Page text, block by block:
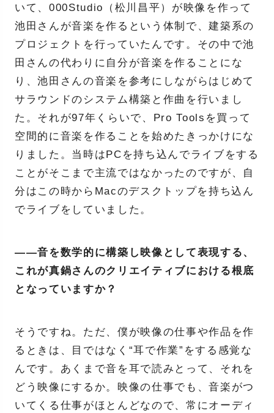
いて、000Studio（松川昌平）が映像を作って
池田さんが音楽を作るという体制で、建築系の
プロジェクトを行っていたんです。その中で池
田さんの代わりに自分が音楽を作ることにな
り、池田さんの音楽を参考にしながらはじめて
サラウンドのシステム構築と作曲を行いまし
た。それが97年くらいで、Pro Toolsを買って
空間的に音楽を作ることを始めたきっかけにな
りました。当時はPCを持ち込んでライブをする
ことがそこまで主流ではなかったのですが、自
分はこの時からMacのデスクトップを持ち込ん
でライブをしていました。
――音を数学的に構築し映像として表現する、
これが真鍋さんのクリエイティブにおける根底
となっていますか？
そうですね。ただ、僕が映像の仕事や作品を作
るときは、目ではなく“耳で作業”をする感覚な
んです。あくまで音を耳で読みとって、それを
どう映像にするか。映像の仕事でも、音楽がつ
いてくる仕事がほとんどなので、常にオーディ